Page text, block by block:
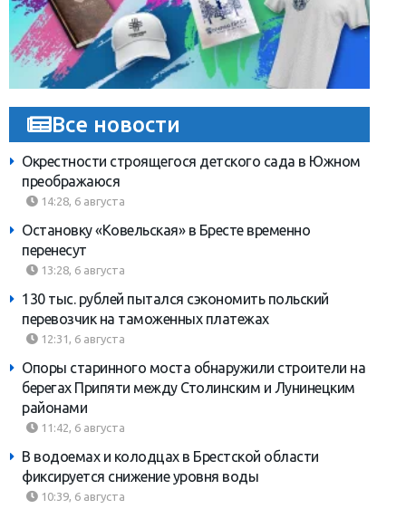
Все новости
Окрестности строящегося детского сада в Южном
преображаюся
14:28, 6 августа
Остановку «Ковельская» в Бресте временно
перенесут
13:28, 6 августа
130 тыс. рублей пытался сэкономить польский
перевозчик на таможенных платежах
12:31, 6 августа
Опоры старинного моста обнаружили строители на
берегах Припяти между Столинским и Лунинецким
районами
11:42, 6 августа
В водоемах и колодцах в Брестской области
фиксируется снижение уровня воды
10:39, 6 августа